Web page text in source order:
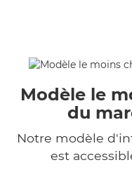
Modèle le
du
Notre modèle
est